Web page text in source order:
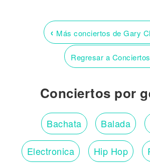
‹ Más conciertos de Gary
Regresar a Conciertos
Conciertos por
Bachata Balada
Electronica Hip Hop